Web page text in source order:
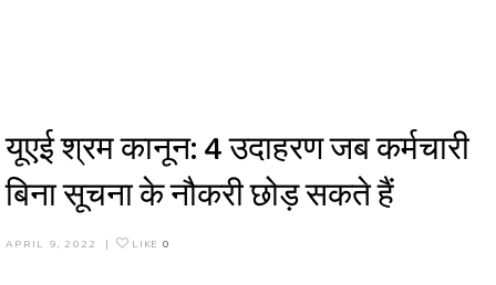
यूएई श्रम कानून: 4 उदाहरण जब कर्मचारी
बिना सूचना के नौकरी छोड़ सकते हैं
APRIL 9, 2022 | LIKE 0